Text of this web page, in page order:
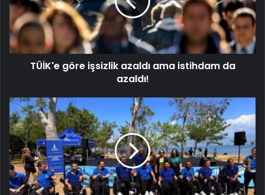
TÜİK'e göre işsizlik azaldı ama istihdam da
azaldı!